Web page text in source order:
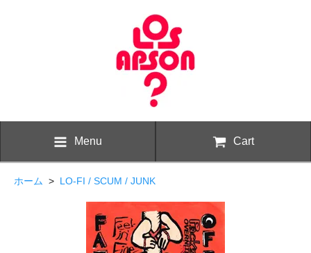
Menu Cart
ホーム > LO-FI / SCUM / JUNK